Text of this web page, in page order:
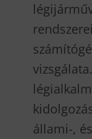
állami-,